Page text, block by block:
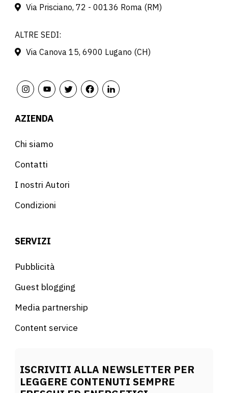
Via Prisciano, 72 - 00136 Roma (RM)
ALTRE SEDI:
Via Canova 15, 6900 Lugano (CH)
AZIENDA
Chi siamo
Contatti
I nostri Autori
Condizioni
SERVIZI
Pubblicità
Guest blogging
Media partnership
Content service
ISCRIVITI ALLA NEWSLETTER PER
LEGGERE CONTENUTI SEMPRE